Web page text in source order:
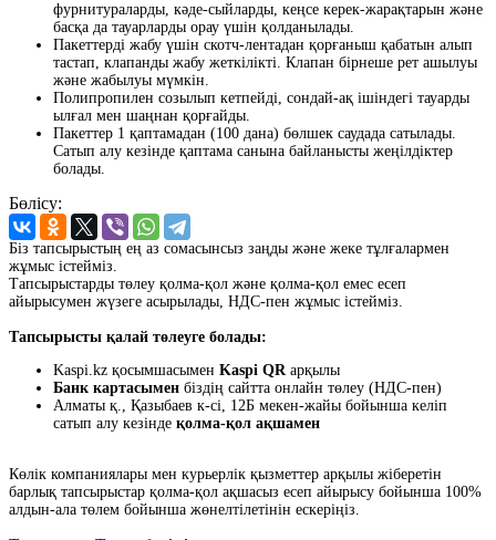
фурнитураларды, кәде-сыйларды, кеңсе керек-жарақтарын және
басқа да тауарларды орау үшін қолданылады.
Пакеттерді жабу үшін скотч-лентадан қорғаныш қабатын алып
тастап, клапанды жабу жеткілікті. Клапан бірнеше рет ашылуы
және жабылуы мүмкін.
Полипропилен созылып кетпейді, сондай-ақ ішіндегі тауарды
ылғал мен шаңнан қорғайды.
Пакеттер 1 қаптамадан (100 дана) бөлшек саудада сатылады.
Сатып алу кезінде қаптама санына байланысты жеңілдіктер
болады.
Бөлісу:
Біз тапсырыстың ең аз сомасынсыз заңды және жеке тұлғалармен
жұмыс істейміз.
Тапсырыстарды төлеу қолма-қол және қолма-қол емес есеп
айырысумен жүзеге асырылады, НДС-пен жұмыс істейміз.
Тапсырысты қалай төлеуге болады:
Kaspi.kz қосымшасымен Kaspi QRарқылы
Банк картасымен біздің сайтта онлайн төлеу (НДС-пен)
Алматы қ., Қазыбаев к-сі, 12Б мекен-жайы бойынша келіп
сатып алу кезінде қолма-қол ақшамен
Көлік компаниялары мен курьерлік қызметтер арқылы жіберетін
барлық тапсырыстар қолма-қол ақшасыз есеп айырысу бойынша 100%
алдын-ала төлем бойынша жөнелтілетінін ескеріңіз.